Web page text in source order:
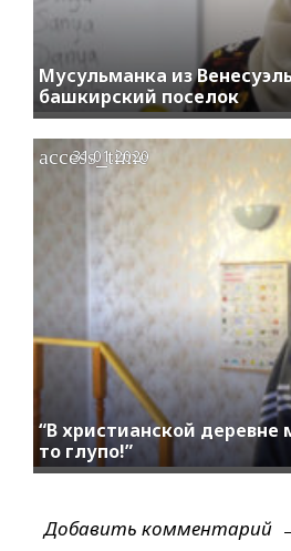
Мусульманка из
башкирский поселок
“В христианской деревне
то глупо!”
access_time
31.01.2020
Добавить комментарий